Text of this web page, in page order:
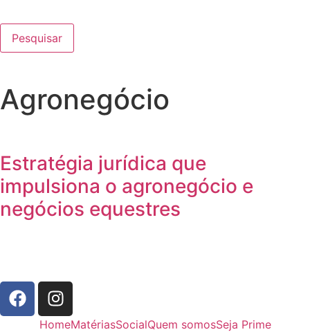
Pesquisar
Agronegócio
Estratégia jurídica que
impulsiona o agronegócio e
negócios equestres
HomeMatériasSocialQuem somosSeja Prime